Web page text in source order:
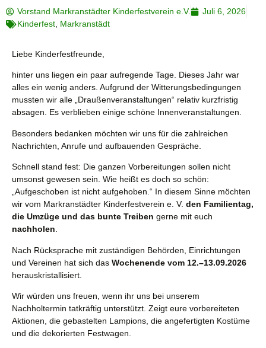
Vorstand Markranstädter Kinderfestverein e.V.
Juli 6, 2026
Kinderfest Markranstädt
Liebe Kinderfestfreunde,
hinter uns liegen ein paar aufregende Tage. Dieses Jahr war
alles ein wenig anders. Aufgrund der Witterungsbedingungen
mussten wir alle „Draußenveranstaltungen“ relativ kurzfristig
absagen. Es verblieben einige schöne Innenveranstaltungen.
Besonders bedanken möchten wir uns für die zahlreichen
Nachrichten, Anrufe und aufbauenden Gespräche.
Schnell stand fest: Die ganzen Vorbereitungen sollen nicht
umsonst gewesen sein. Wie heißt es doch so schön:
„Aufgeschoben ist nicht aufgehoben.“ In diesem Sinne möchten
wir vom Markranstädter Kinderfestverein e. V. den Familientag,
die Umzüge und das bunte Treiben gerne mit euch
nachholen
Nach Rücksprache mit zuständigen Behörden, Einrichtungen
und Vereinen hat sich das Wochenende vom 12.–13.09.2026
herauskristallisiert.
Wir würden uns freuen, wenn ihr uns bei unserem
Nachholtermin tatkräftig unterstützt. Zeigt eure vorbereiteten
Aktionen, die gebastelten Lampions, die angefertigten Kostüme
und die dekorierten Festwagen.